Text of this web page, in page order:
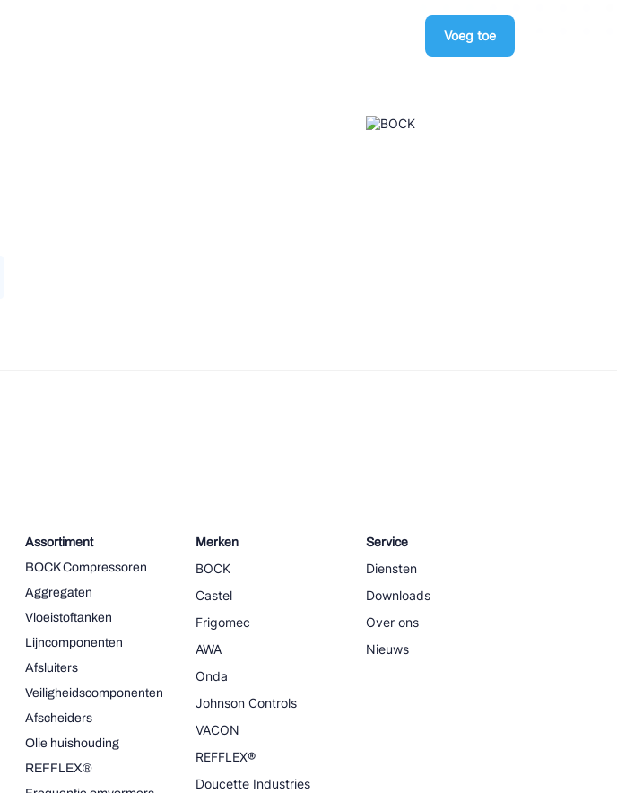
Voeg toe
Assortiment
BOCK Compressoren
Aggregaten
Vloeistoftanken
Lijncomponenten
Afsluiters
Veiligheidscomponenten
Afscheiders
Olie huishouding
REFFLEX®
Merken
BOCK
Castel
Frigomec
AWA
Onda
Johnson Controls
VACON
REFFLEX®
Doucette Industries
Service
Diensten
Downloads
Over ons
Nieuws